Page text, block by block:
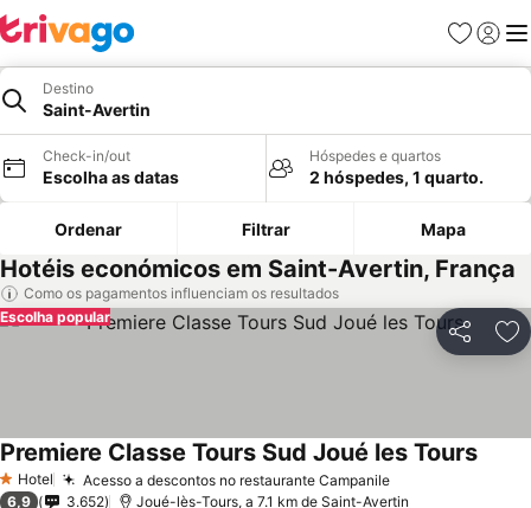
Favoritos
Iniciar
Destino
Saint-Avertin
Check-in/out
Escolha as datas
Hóspedes e quartos
2 hóspedes, 1 quarto.
Ordenar Filtrar Mapa
Hotéis económicos em Saint-Avertin, França
Como os pagamentos influenciam os resultados
Partilhar
Escolha popular
1 Estrelas
Hotel Acesso a descontos no restaurante CampanileVer preços
Premiere Classe Tours Sud Joué les ToursVer
6,9 3.652 Joué-lès-Tours, a 7.1 km de Saint-Avertin